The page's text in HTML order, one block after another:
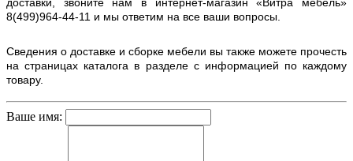
8(499)964-44-11 и мы ответим на все ваши вопросы.
Сведения о доставке и сборке мебели вы также можете прочесть
на страницах каталога в разделе с информацией по каждому
товару.
Ваше имя: